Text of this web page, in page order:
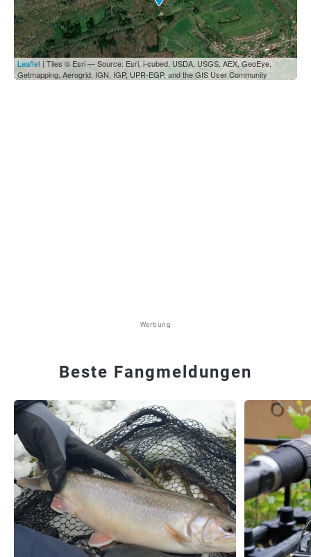
Leaflet | Tiles © Esri — Source: Esri, i-cubed, USDA, USGS, AEX, GeoEye,
Getmapping, Aerogrid, IGN, IGP, UPR-EGP, and the GIS User Community
Werbung
Beste Fangmeldungen